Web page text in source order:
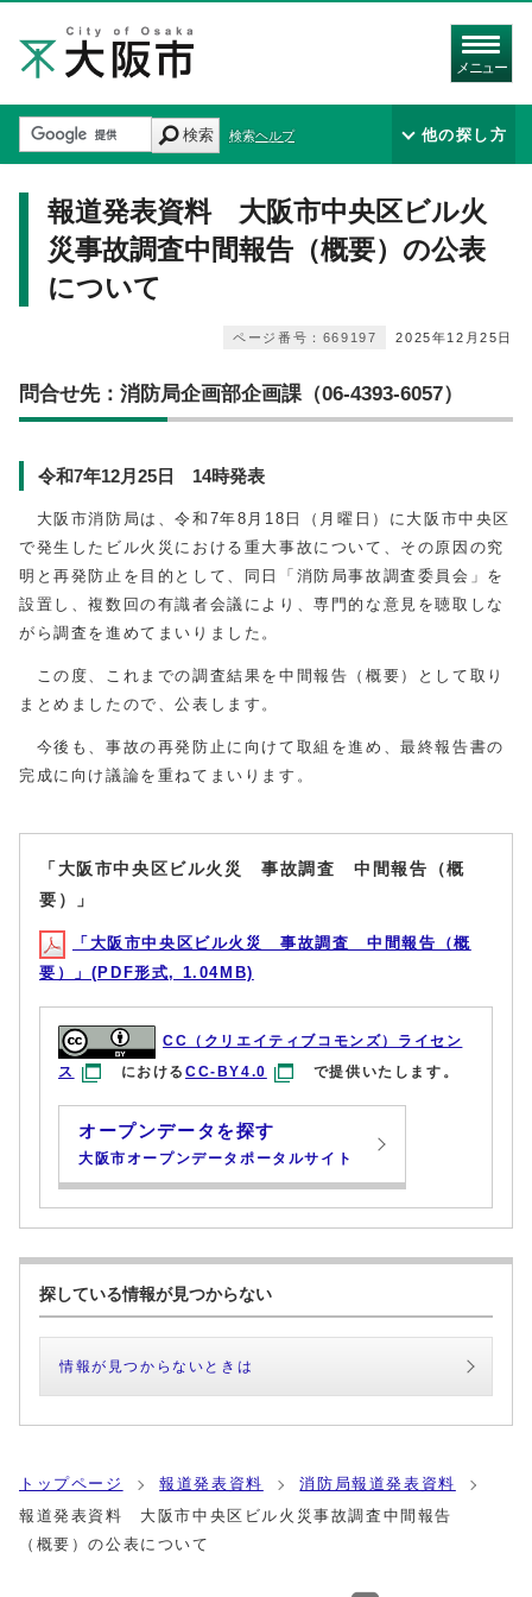
メニュー
検索 検索ヘルプ 他の探し方
報道発表資料 大阪市中央区ビル火
災事故調査中間報告（概要）の公表
について
2025年12月25日
ページ番号：669197
問合せ先：消防局企画部企画課（06-4393-6057）
令和7年12月25日 14時発表
大阪市消防局は、令和7年8月 18 日（月曜日）に大阪市中央区
で発生したビル火災における重大事故について、その原因の究
明と再発防止を目的として、同日「消防局事故調査委員会」を
設置し、複数回の有識者会議により、専門的な意見を聴取しな
がら調査を進めてまいりました。
この度、これまでの調査結果を中間報告（概要）として取り
まとめましたので、公表します。
今後も、事故の再発防止に向けて取組を進め、最終報告書の
完成に向け議論を重ねてまいります。
「大阪市中央区ビル火災 事故調査 中間報告（概
要）」
「大阪市中央区ビル火災 事故調査 中間報告（概
要）」(PDF形式, 1.04MB)
CC（クリエイティブコモンズ）ライセン
ス
におけるCC-BY4.0 で提供いたします。
オープンデータを探す
大阪市オープンデータポータルサイト
探している情報が見つからない
情報が見つからないときは
トップページ 報道発表資料
消防局報道発表資料
報道発表資料 大阪市中央区ビル火災事故調査中間報告
（概要）の公表について